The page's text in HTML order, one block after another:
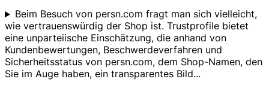
Beim Besuch von persn.com fragt man sich vielleicht,
wie vertrauenswürdig der Shop ist. Trustprofile bietet
eine unparteiische Einschätzung, die anhand von
Kundenbewertungen, Beschwerdeverfahren und
Sicherheitsstatus von persn.com, dem Shop-Namen, den
Sie im Auge haben, ein transparentes Bild...